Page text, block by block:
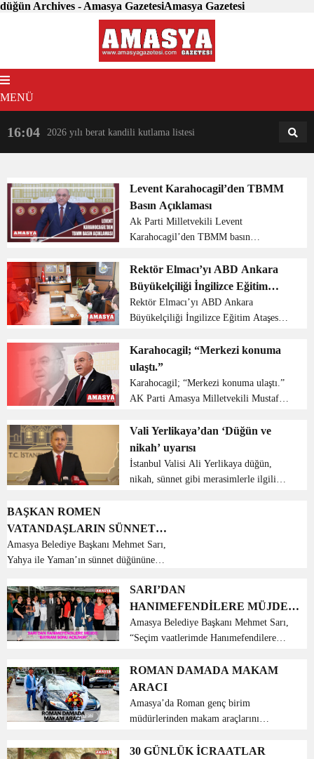
düğün Archives - Amasya GazetesiAmasya Gazetesi
MENÜ
16:04 2026 yılı berat kandili kutlama listesi 18:31
Levent Karahocagil’den TBMM
Basın Açıklaması
Ak Parti Milletvekili Levent
Karahocagil’den TBMM basın
Saygıdeğer Vatandaşlarım, Muhterem
Amasyalı hemşerilerim. Sizleri, sevgi,
saygı ve muhabbetle selamlı...
Rektör Elmacı’yı ABD Ankara
Büyükelçiliği İngilizce Eğitim
Ataşesi ziyaret etti
Rektör Elmacı’yı ABD Ankara
Büyükelçiliği İngilizce Eğitim Ataşesi
(ABD) Ankara Büyükelçiliği İngilizce
Eğitim Ataşesi Roger F. Cohen,
Amasya Üniversit...
Karahocagil; “Merkezi konuma
ulaştı.”
Karahocagil; “Merkezi konuma ulaştı.”
AK Parti Amasya Milletvekili Mustafa
koruyucu aile hizmeti kapsamında
merkezi konuma ulaştığını belirtti.
Karahocagil, Mecli...
Vali Yerlikaya’dan ‘Düğün ve
nikah’ uyarısı
İstanbul Valisi Ali Yerlikaya düğün,
nikah, sünnet gibi merasimlerle ilgili
uyarılarda bulundu....
BAŞKAN ROMEN
VATANDAŞLARIN SÜNNET
DÜĞÜNÜNE KATILDI
Amasya Belediye Başkanı Mehmet Sarı,
Yahya ile Yaman’ın sünnet düğününe
mahallesinde Romen vatandaşların çeri
başı Fikret Sivlim’in torunları Yahya ve
Yaman’ı...
SARI’DAN
HANIMEFENDİLERE MÜJDE:
“BAYRAM SONU AÇILIYOR”
Amasya Belediye Başkanı Mehmet Sarı,
“Seçim vaatlerimde Hanımefendilere
Kıraathane’mizi bayram sonu açıyoruz”
dedi.31 Mart Mahalli İdareler seçim
çalışmalarında 4 ay boyunca g...
ROMAN DAMADA MAKAM
ARACI
Amasya’da Roman genç birim
müdürlerinden makam araçlarını
Amasya Belediye Başkanı Mehmet
30 GÜNLÜK İCRAATLAR